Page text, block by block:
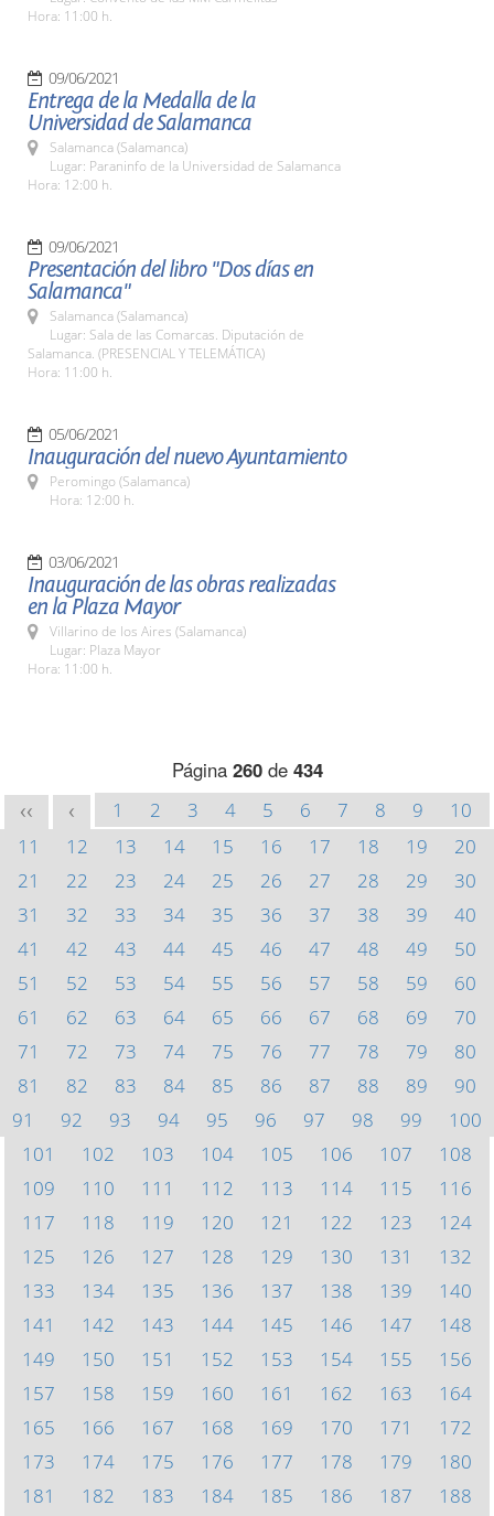
Hora: 11:00 h.
09/06/2021
Entrega de la Medalla de la
Universidad de Salamanca
Salamanca (Salamanca)
Lugar: Paraninfo de la Universidad de Salamanca
Hora: 12:00 h.
09/06/2021
Presentación del libro "Dos días en
Salamanca"
Salamanca (Salamanca)
Lugar: Sala de las Comarcas. Diputación de
Salamanca. (PRESENCIAL Y TELEMÁTICA)
Hora: 11:00 h.
05/06/2021
Inauguración del nuevo Ayuntamiento
Peromingo (Salamanca)
Hora: 12:00 h.
03/06/2021
Inauguración de las obras realizadas
en la Plaza Mayor
Villarino de los Aires (Salamanca)
Lugar: Plaza Mayor
Hora: 11:00 h.
Página 260de 434
<< < 1 2 3 4 5 6 7 8 9
10
11
12 13 14 15 16 17 18 19
20
21
22 23 24 25 26 27 28 29
30
31
32 33 34 35 36 37 38 39
40
41
42 43 44 45 46 47 48 49
50
51
52 53 54 55 56 57 58 59
60
61
62 63 64 65 66 67 68 69
70
71
72 73 74 75 76 77 78 79
80
81
82 83 84 85 86 87 88 89
90
91
92 93 94 95 96 97 98 99
100
101
102 103 104 105 106 107
108
109
110 111 112 113 114 115
116
117
118 119 120 121 122 123
124
125
126 127 128 129 130 131
132
133
134 135 136 137 138 139
140
141
142 143 144 145 146 147
148
149
150 151 152 153 154 155
156
157
158 159 160 161 162 163
164
165
166 167 168 169 170 171
172
173
174 175 176 177 178 179
180
181
182 183 184 185 186 187
188